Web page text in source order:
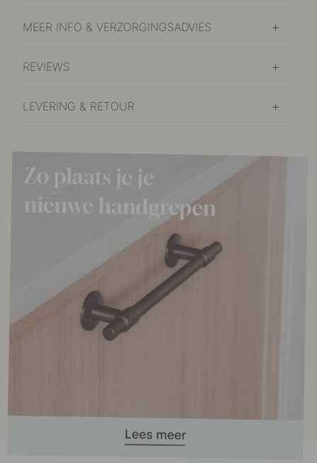
MEER INFO & VERZORGINGSADVIES
REVIEWS
LEVERING & RETOUR